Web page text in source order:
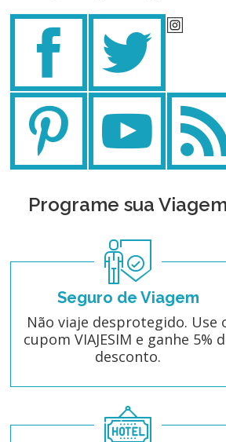
Programe sua Viagem
Seguro de Viagem
Não viaje desprotegido. Use
cupom VIAJESIM e ganhe 5%
desconto.